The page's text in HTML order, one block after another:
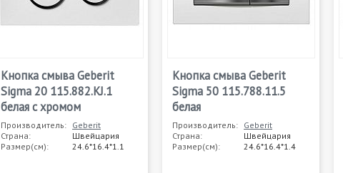
Кнопка смыва Geberit
Sigma 20 115.882.KJ.1
белая с хромом
Производитель: Geberit
Страна:
Швейцария
Размер(см):
24.6*16.4*1.1
Кнопка смыва Geberit
Sigma 50 115.788.11.5
белая
Производитель: Geberit
Страна:
Швейцария
Размер(см):
24.6*16.4*1.4